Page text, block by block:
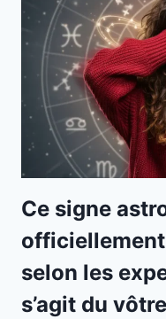
Ce signe
selon les
s’agit du vôtre